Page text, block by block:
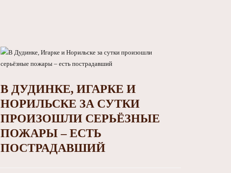
В ДУДИНКЕ, ИГАРКЕ И
НОРИЛЬСКЕ ЗА СУТКИ
ПРОИЗОШЛИ СЕРЬЁЗНЫЕ
ПОЖАРЫ – ЕСТЬ
ПОСТРАДАВШИЙ